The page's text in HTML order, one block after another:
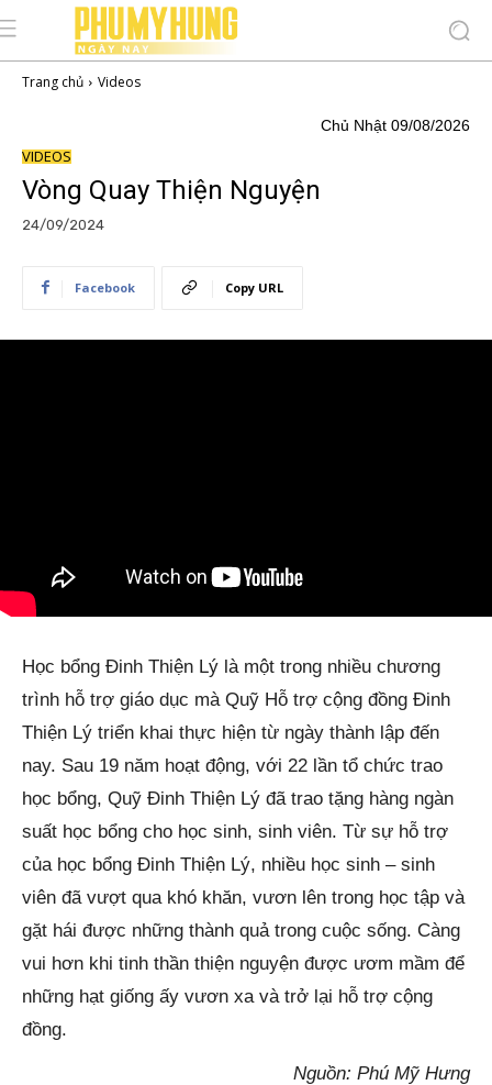
Trang chủ Videos
Chủ Nhật 09/08/2026
VIDEOS
Vòng Quay Thiện Nguyện
24/09/2024
Facebook Copy URL
Học bổng Đinh Thiện Lý là một trong nhiều chương
trình hỗ trợ giáo dục mà Quỹ Hỗ trợ cộng đồng Đinh
Thiện Lý triển khai thực hiện từ ngày thành lập đến
nay. Sau 19 năm hoạt động, với 22 lần tổ chức trao
học bổng, Quỹ Đinh Thiện Lý đã trao tặng hàng ngàn
suất học bổng cho học sinh, sinh viên. Từ sự hỗ trợ
của học bổng Đinh Thiện Lý, nhiều học sinh – sinh
viên đã vượt qua khó khăn, vươn lên trong học tập và
gặt hái được những thành quả trong cuộc sống. Càng
vui hơn khi tinh thần thiện nguyện được ươm mầm để
những hạt giống ấy vươn xa và trở lại hỗ trợ cộng
đồng.
Nguồn: Phú Mỹ Hưng